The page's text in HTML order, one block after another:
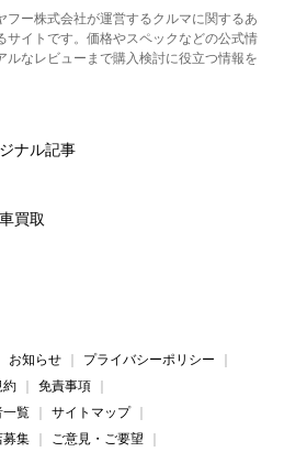
ー株式会社が運営するクルマに関するあ
サイトです。価格やスペックなどの公式情
ルなレビューまで購入検討に役立つ情報を
ナル記事
車買取
お知らせ
プライバシーポリシー
約
免責事項
一覧
サイトマップ
募集 ご意見・ご要望